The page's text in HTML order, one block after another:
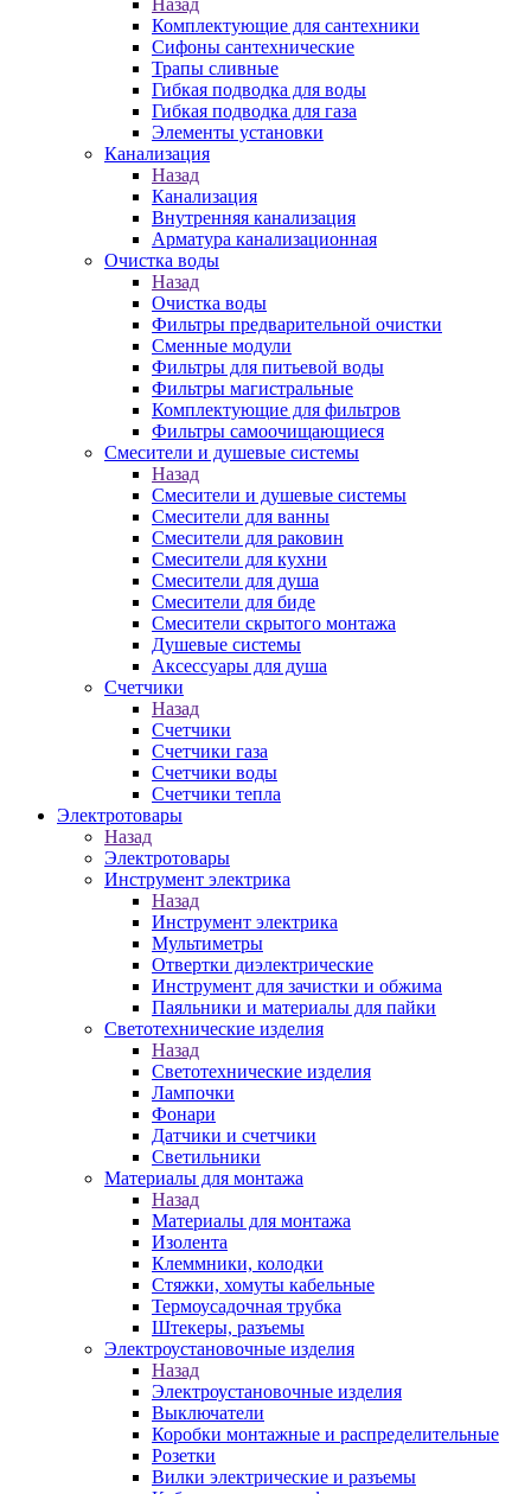
Назад
Комплектующие для сантехники
Сифоны сантехнические
Трапы сливные
Гибкая подводка для воды
Гибкая подводка для газа
Элементы установки
Канализация
Назад
Канализация
Внутренняя канализация
Арматура канализационная
Очистка воды
Назад
Очистка воды
Фильтры предварительной очистки
Сменные модули
Фильтры для питьевой воды
Фильтры магистральные
Комплектующие для фильтров
Фильтры самоочищающиеся
Смесители и душевые системы
Назад
Смесители и душевые системы
Смесители для ванны
Смесители для раковин
Смесители для кухни
Смесители для душа
Смесители для биде
Смесители скрытого монтажа
Душевые системы
Аксессуары для душа
Счетчики
Назад
Счетчики
Счетчики газа
Счетчики воды
Счетчики тепла
Электротовары
Назад
Электротовары
Инструмент электрика
Назад
Инструмент электрика
Мультиметры
Отвертки диэлектрические
Инструмент для зачистки и обжима
Паяльники и материалы для пайки
Светотехнические изделия
Назад
Светотехнические изделия
Лампочки
Фонари
Датчики и счетчики
Светильники
Материалы для монтажа
Назад
Материалы для монтажа
Изолента
Клеммники, колодки
Стяжки, хомуты кабельные
Термоусадочная трубка
Штекеры, разъемы
Электроустановочные изделия
Назад
Электроустановочные изделия
Выключатели
Коробки монтажные и распределительные
Розетки
Вилки электрические и разъемы